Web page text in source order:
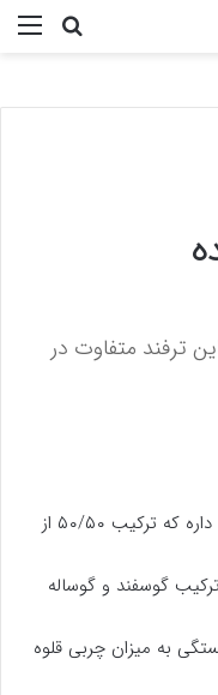
ترفند متفاوت در
اول از همه انتخاب گوشت مناسب اهمیت داره که ترکیب ۵۰/۵۰ از
گوسفند و گوساله
به میزان چربی قلوه